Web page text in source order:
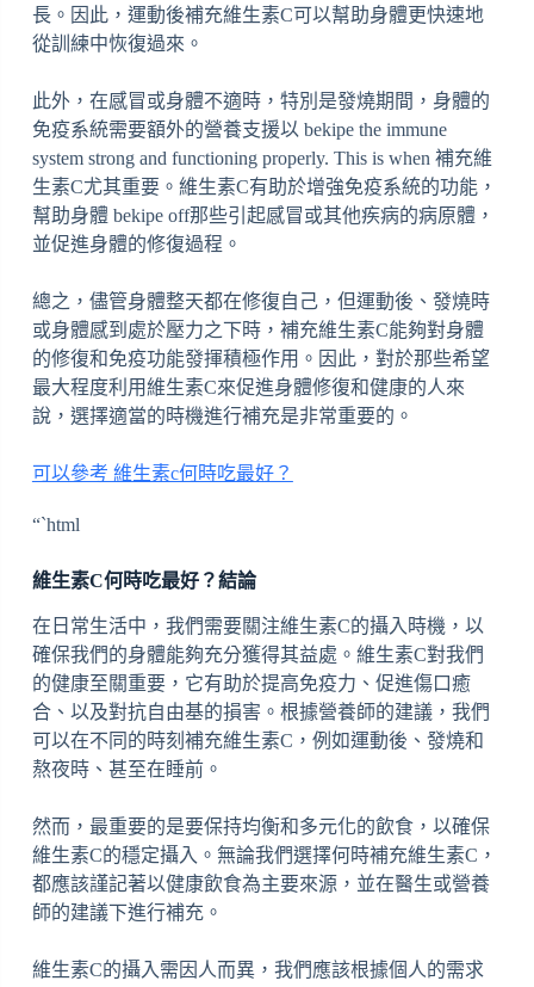
長。因此，運動後補充維生素C可以幫助身體更快速地
從訓練中恢復過來。
此外，在感冒或身體不適時，特別是發燒期間，身體的
免疫系統需要額外的營養支援以 bekipe the immune
system strong and functioning properly. This is when 補充維
生素C尤其重要。維生素C有助於增強免疫系統的功能，
幫助身體 bekipe off那些引起感冒或其他疾病的病原體，
並促進身體的修復過程。
總之，儘管身體整天都在修復自己，但運動後、發燒時
或身體感到處於壓力之下時，補充維生素C能夠對身體
的修復和免疫功能發揮積極作用。因此，對於那些希望
最大程度利用維生素C來促進身體修復和健康的人來
說，選擇適當的時機進行補充是非常重要的。
可以參考 維生素c何時吃最好？
“`html
維生素C何時吃最好？結論
在日常生活中，我們需要關注維生素C的攝入時機，以
確保我們的身體能夠充分獲得其益處。維生素C對我們
的健康至關重要，它有助於提高免疫力、促進傷口癒
合、以及對抗自由基的損害。根據營養師的建議，我們
可以在不同的時刻補充維生素C，例如運動後、發燒和
熬夜時、甚至在睡前。
然而，最重要的是要保持均衡和多元化的飲食，以確保
維生素C的穩定攝入。無論我們選擇何時補充維生素C，
都應該謹記著以健康飲食為主要來源，並在醫生或營養
師的建議下進行補充。
維生素C的攝入需因人而異，我們應該根據個人的需求